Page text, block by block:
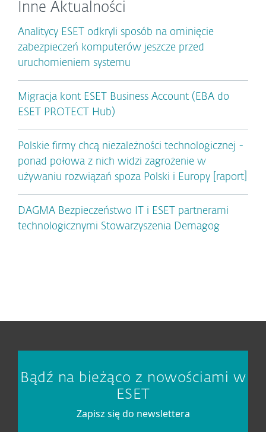
Inne Aktualności
Analitycy ESET odkryli sposób na ominięcie
zabezpieczeń komputerów jeszcze przed
uruchomieniem systemu
Migracja kont ESET Business Account (EBA do
ESET PROTECT Hub)
Polskie firmy chcą niezależności technologicznej -
ponad połowa z nich widzi zagrożenie w
używaniu rozwiązań spoza Polski i Europy [raport]
DAGMA Bezpieczeństwo IT i ESET partnerami
technologicznymi Stowarzyszenia Demagog